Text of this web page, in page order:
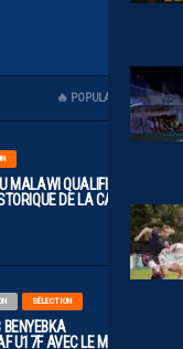
🔥 POPULAIRES
MALAWI QUALIFIÉES
DE LA CAN
SÉLECTION
U17F AVEC LE MAROC